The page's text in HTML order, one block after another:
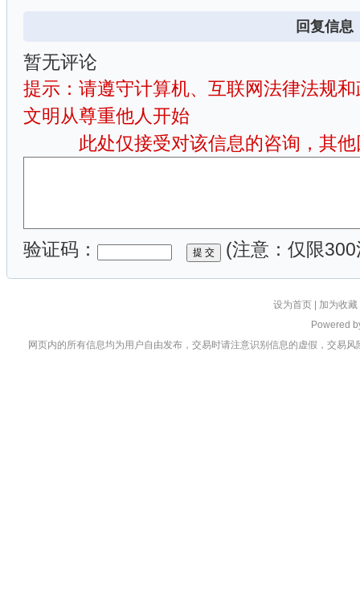
回复信息
暂无评论
提示：请遵守计算机、互联网法律法规
文明从尊重他人开始
此处仅接受对该信息的咨询，其他
验证码： (注意：仅限
设为首页 加为收藏
Powered
网页内的所有信息均为用户自由发布，交易时请注意识别信息的虚假，交易